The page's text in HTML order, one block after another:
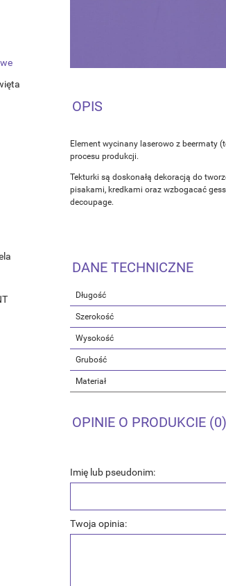
OPIS
Element wycinany laserowo z beermaty
procesu produkcji.
Tekturki są doskonałą dekoracją do
pisakami, kredkami oraz wzbogacać
decoupage.
DANE TECHNICZNE
Długość
Szerokość
Wysokość
Grubość
Materiał
OPINIE O PRODUKCIE (0)
Imię lub pseudonim:
Twoja opinia: